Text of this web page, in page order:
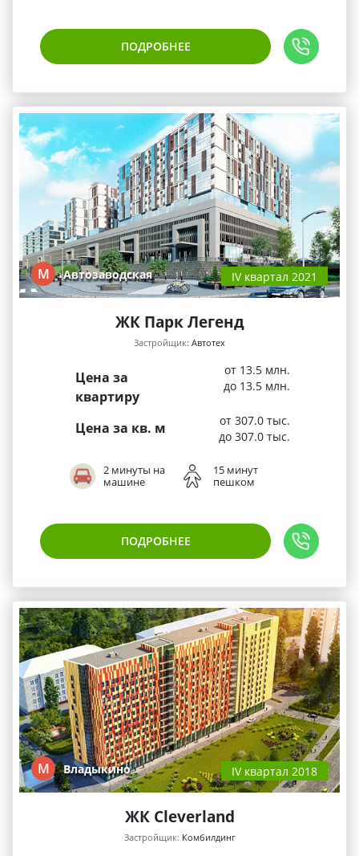
ПОДРОБНЕЕ
М Автозаводская IV квартал 2021
ЖК Парк Легенд
Застройщик: Автотех
Цена за
квартиру
от 13.5 млн.
до 13.5 млн.
Цена за кв. м
от 307.0 тыс.
до 307.0 тыс.
2 минуты на
машине
15 минут
пешком
ПОДРОБНЕЕ
М Владыкино IV квартал 2018
ЖК Cleverland
Застройщик: Комбилдинг